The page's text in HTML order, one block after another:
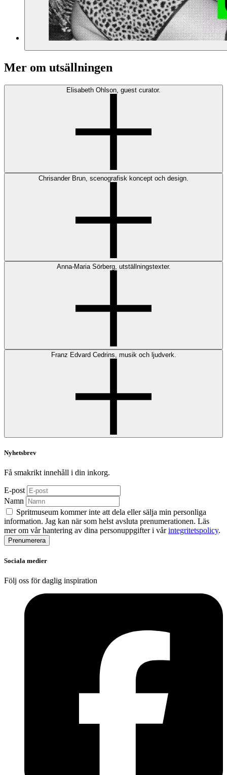
Mer om utsällningen
Elisabeth Ohlson, guest curator.
Chrisander Brun, scenografisk koncept och design.
Anna-Maria Sörberg, utställningstexter.
Franz Edvard Cedrins, musik och ljudverk.
Nyhetsbrev
Få smakrikt innehåll i din inkorg.
E-post
Namn
Spritmuseum kommer inte att dela eller sälja min personliga
information. Jag kan när som helst avsluta prenumerationen. Läs
mer om vår hantering av dina personuppgifter i vårintegritetspolicy.
Sociala medier
Följ oss för daglig inspiration